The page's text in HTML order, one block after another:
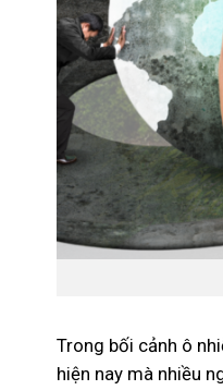
Trong bối cảnh ô
hiện nay mà nhiều